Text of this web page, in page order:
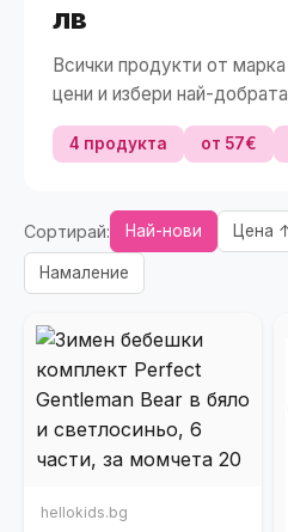
лв
Всички продукти от марка
цени и избери най-
4 продукта от 57€
Сортирай: Най-нови Цена
Намаление
hellokids.bg